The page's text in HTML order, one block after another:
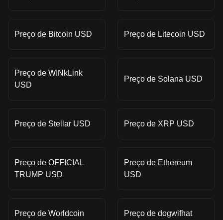
Preço de Bitcoin USD Preço de Litecoin USD
Preço de WINkLink
USD
Preço de Solana USD
Preço de Stellar USD Preço de XRP USD
Preço de OFFICIAL
TRUMP USD
Preço de Ethereum
USD
Preço de Worldcoin
Preço de dogwifhat